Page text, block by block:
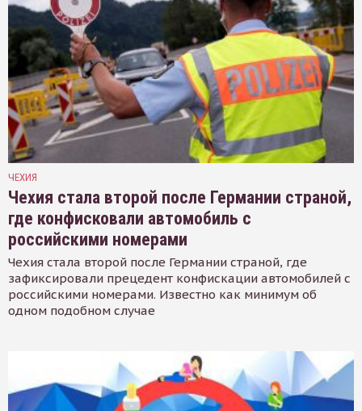
ЧЕХИЯ
Чехия стала второй после Германии страной,
где конфисковали автомобиль с
российскими номерами
Чехия стала второй после Германии страной, где
зафиксировали прецедент конфискации автомобилей с
российскими номерами. Известно как минимум об
одном подобном случае